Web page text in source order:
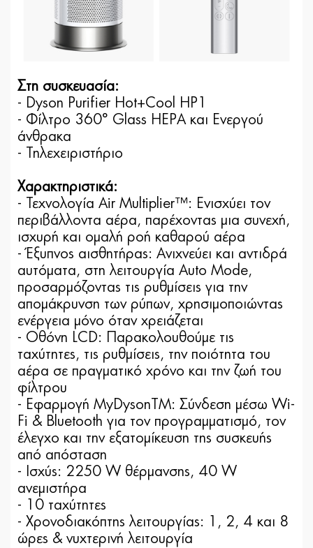
Στη συσκευασία:
- Dyson Purifier Hot+Cool HP1
- Φίλτρο 360° Glass HEPA και Ενεργού
άνθρακα
- Τηλεχειριστήριο
Χαρακτηριστικά:
- Τεχνολογία Air Multiplier™: Ενισχύει τον
περιβάλλοντα αέρα, παρέχοντας μια συνεχή,
ισχυρή και ομαλή ροή καθαρού αέρα
- Έξυπνος αισθητήρας: Ανιχνεύει και αντιδρά
αυτόματα, στη λειτουργία Auto Mode,
προσαρμόζοντας τις ρυθμίσεις για την
απομάκρυνση των ρύπων, χρησιμοποιώντας
ενέργεια μόνο όταν χρειάζεται
- Οθόνη LCD: Παρακολουθούμε τις
ταχύτητες, τις ρυθμίσεις, την ποιότητα του
αέρα σε πραγματικό χρόνο και την ζωή του
φίλτρου
- Εφαρμογή MyDysonTM: Σύνδεση μέσω Wi-
Fi & Bluetooth για τον προγραμματισμό, τον
έλεγχο και την εξατομίκευση της συσκευής
από απόσταση
- Ισχύς: 2250 W θέρμανσης, 40 W
ανεμιστήρα
- 10 ταχύτητες
- Χρονοδιακόπτης λειτουργίας: 1, 2, 4 και 8
ώρες & νυχτερινή λειτουργία